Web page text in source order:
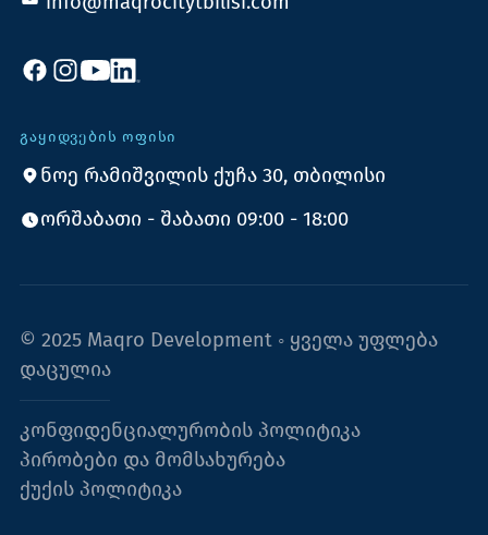
ᲒᲐᲧᲘᲓᲕᲔᲑᲘᲡ ᲝᲤᲘᲡᲘ
ნოე რამიშვილის ქუჩა 30, თბილისი
ორშაბათი - შაბათი 09:00 - 18:00
© 2025 Maqro Development ◦ ყველა უფლება
დაცულია
კონფიდენციალურობის პოლიტიკა
პირობები და მომსახურება
ქუქის პოლიტიკა